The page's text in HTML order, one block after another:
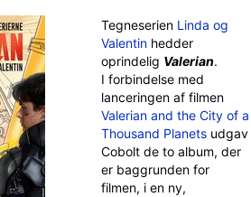
Tegneserien Linda og
Valentin hedder
oprindelig Valerian.
I forbindelse med
lanceringen af filmen
Valerian and the City of a
Thousand Planets udgav
Cobolt de to album, der
er baggrunden for
filmen, i en ny,